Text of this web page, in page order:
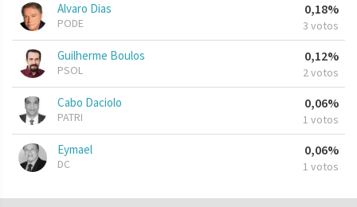
Alvaro Dias
PODE
0,18%
3 votos
Guilherme Boulos
PSOL
0,12%
2 votos
Cabo Daciolo
PATRI
0,06%
1 votos
Eymael
DC
0,06%
1 votos